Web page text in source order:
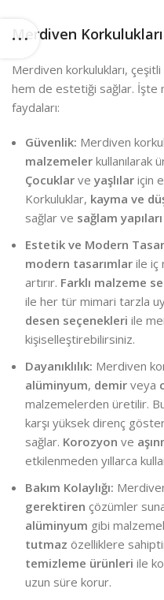
Merdiven
Merdiven korkulukları,
hem de estetiği sağlar. İşte
faydaları:
Güvenlik: Merdiven
malzemeler kullanılarak
Çocuklar ve yaşlılar için
Korkuluklar, kayma ve
sağlar ve sağlam yapıları
Estetik ve Modern
modern tasarımlar ile iç
artırır. Farklı malzeme
ile her tür mimari tarzla
desen seçenekleri ile
kişiselleştirebilirsiniz.
Dayanıklılık: Merdiven
alüminyum, demir veya
malzemelerden üretilir.
karşı yüksek direnç
sağlar. Korozyon ve
etkilenmeden yıllarca
Bakım Kolaylığı:
gerektiren çözümler
alüminyum gibi
tutmaz özelliklere
temizleme ürünleri ile
uzun süre korur.